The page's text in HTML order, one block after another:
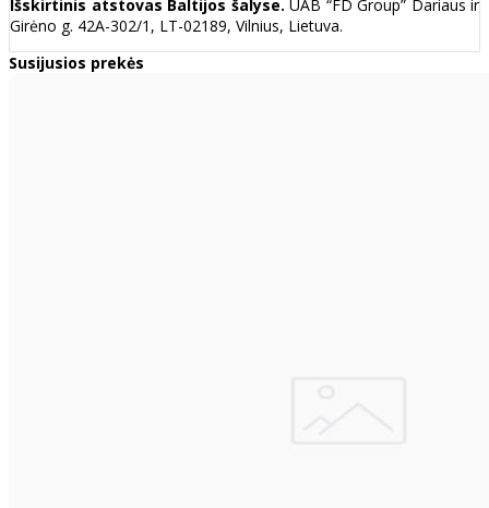
Išskirtinis atstovas Baltijos šalyse. UAB “FD Group” Dariaus ir
Girėno g. 42A-302/1, LT-02189, Vilnius, Lietuva.
Susijusios prekės